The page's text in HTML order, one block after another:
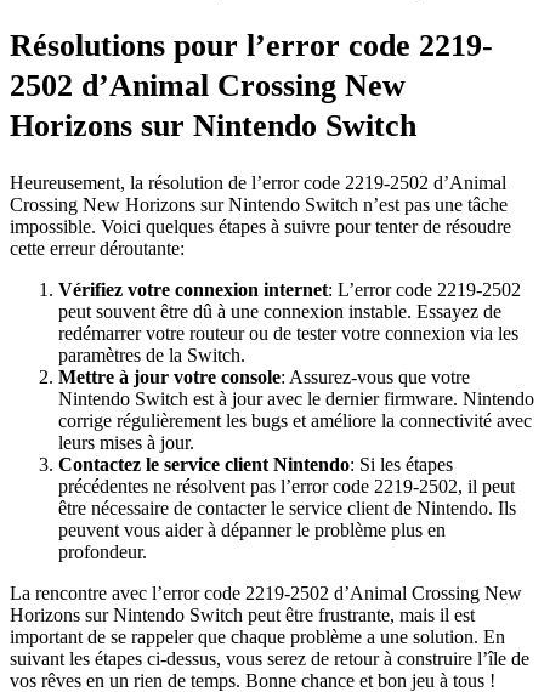
Résolutions pour l’error code 2219-
2502 d’Animal Crossing New
Horizons sur Nintendo Switch
Heureusement, la résolution de l’error code 2219-2502 d’Animal
Crossing New Horizons sur Nintendo Switch n’est pas une tâche
impossible. Voici quelques étapes à suivre pour tenter de résoudre
cette erreur déroutante:
Vérifiez votre connexion internet: L’error code 2219-2502
peut souvent être dû à une connexion instable. Essayez de
redémarrer votre routeur ou de tester votre connexion via les
paramètres de la Switch.
Mettre à jour votre console: Assurez-vous que votre
Nintendo Switch est à jour avec le dernier firmware. Nintendo
corrige régulièrement les bugs et améliore la connectivité avec
leurs mises à jour.
Contactez le service client Nintendo: Si les étapes
précédentes ne résolvent pas l’error code 2219-2502, il peut
être nécessaire de contacter le service client de Nintendo. Ils
peuvent vous aider à dépanner le problème plus en
profondeur.
La rencontre avec l’error code 2219-2502 d’Animal Crossing New
Horizons sur Nintendo Switch peut être frustrante, mais il est
important de se rappeler que chaque problème a une solution. En
suivant les étapes ci-dessus, vous serez de retour à construire l’île de
vos rêves en un rien de temps. Bonne chance et bon jeu à tous !